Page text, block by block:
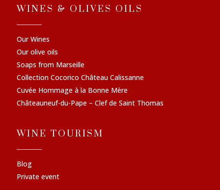
WINES & OLIVES OILS
Our Wines
Our olive oils
Soaps from Marseille
Collection Cocorico Château Calissanne
Cuvée Hommage à la Bonne Mère
Châteauneuf-du-Pape – Clef de Saint Thomas
WINE TOURISM
Blog
Private event